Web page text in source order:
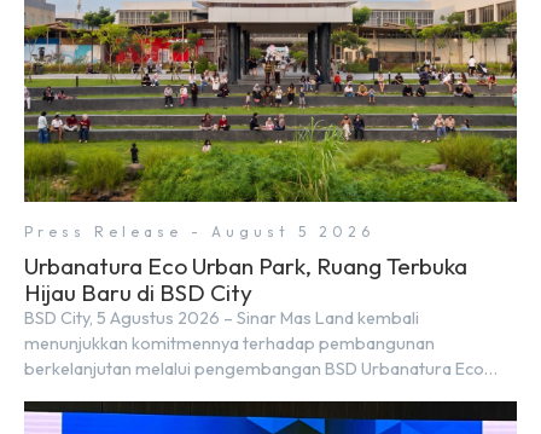
Press Release - August 5 2026
Urbanatura Eco Urban Park, Ruang Terbuka
Hijau Baru di BSD City
BSD City, 5 Agustus 2026 – Sinar Mas Land kembali
menunjukkan komitmennya terhadap pembangunan
berkelanjutan melalui pengembangan BSD Urbanatura Eco
jalur sungai sepanjang 1,5 km yang dikelilingi lanskap tropis